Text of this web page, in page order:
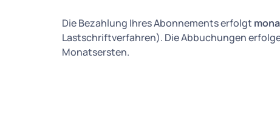
Die Bezahlung Ihres Abonnements erfolgt
Lastschriftverfahren). Die Abbuchungen
Monatsersten.